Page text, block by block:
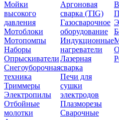
Мойки
высокого
давления
Мотоблоки
Мотопомпы
Наборы
Опрыскиватели
Снегоуборочная
техника
Триммеры
Электропилы
Отбойные
молотки
Аргоновая
сварка (TIG)
Газосварочное
оборудование
Индукционные
нагреватели
Лазерная
сварка
Печи для
сушки
электродов
Плазморезы
Сварочные